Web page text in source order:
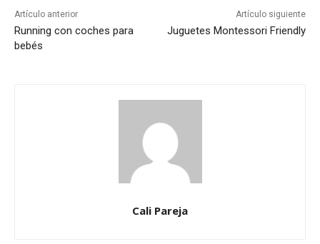
Artículo anterior
Running con coches para
bebés
Artículo siguiente
Juguetes Montessori Friendly
Cali Pareja